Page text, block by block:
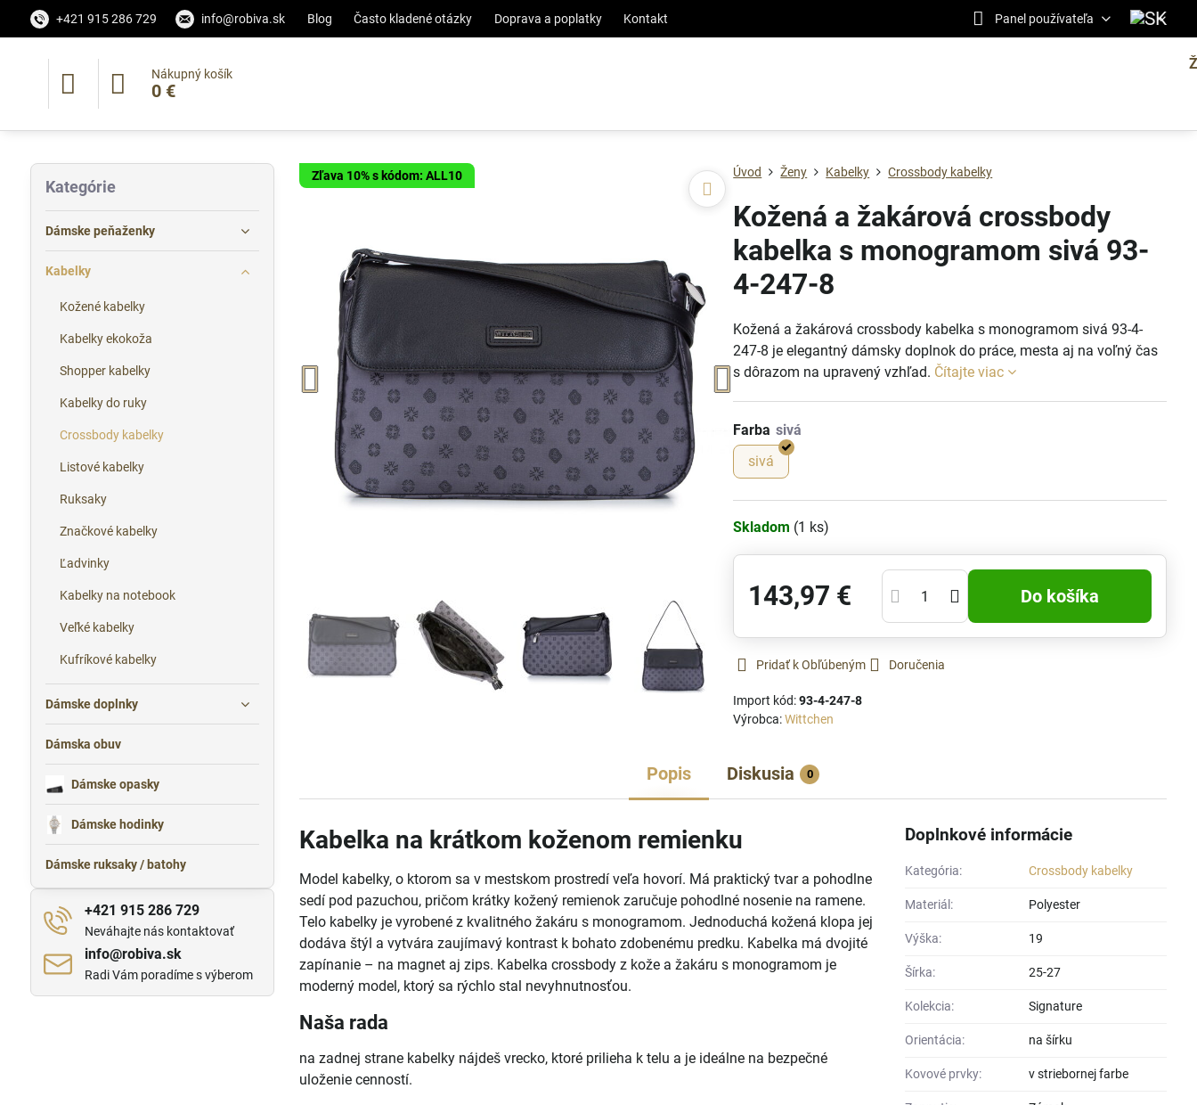
+421 915 286 729 info@robiva.sk Blog Často kladené otázky Doprava a poplatky Kontakt Panel používateľa
Nákupný košík
0 €
Zľava 10% s kódom: ALL10 Úvod Ženy Kabelky Crossbody kabelky
Kožená a žakárová crossbody
kabelka s monogramom sivá 93-
4-247-8
Kožená a žakárová crossbody kabelka s monogramom sivá 93-4-
247-8 je elegantný dámsky doplnok do práce, mesta aj na voľný čas
s dôrazom na upravený vzhľad. Čítajte viac
Farba
sivá
Skladom (1 ks)
143,97 € Do košíka
Pridať k Obľúbeným Doručenia
Import kód:93-4-247-8
Výrobca:Wittchen
Popis Diskusia 0
Kabelka na krátkom koženom remienku
Model kabelky, o ktorom sa v mestskom prostredí veľa hovorí. Má praktický tvar a pohodlne
sedí pod pazuchou, pričom krátky kožený remienok zaručuje pohodlné nosenie na ramene.
Telo kabelky je vyrobené z kvalitného žakáru s monogramom. Jednoduchá kožená klopa jej
dodáva štýl a vytvára zaujímavý kontrast k bohato zdobenému predku. Kabelka má dvojité
zapínanie – na magnet aj zips. Kabelka crossbody z kože a žakáru s monogramom je
moderný model, ktorý sa rýchlo stal nevyhnutnosťou.
Naša rada
na zadnej strane kabelky nájdeš vrecko, ktoré prilieha k telu a je ideálne na bezpečné
uloženie cenností.
Doplnkové informácie
Kategória: Crossbody kabelky
Materiál: Polyester
Výška: 19
Šírka: 25-27
Kolekcia: Signature
Orientácia: na šírku
Kovové prvky: v striebornej farbe
Kategórie
Dámske peňaženky
Kabelky
Kožené kabelky
Kabelky ekokoža
Shopper kabelky
Kabelky do ruky
Crossbody kabelky
Listové kabelky
Ruksaky
Značkové kabelky
Ľadvinky
Kabelky na notebook
Veľké kabelky
Kufríkové kabelky
Dámske doplnky
Dámska obuv
Dámske opasky
Dámske hodinky
Dámske ruksaky / batohy
+421 915 286 729
Neváhajte nás kontaktovať
info​@robiva​.sk
Radi Vám poradíme s výberom